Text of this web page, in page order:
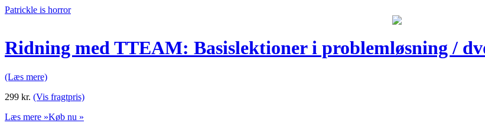
Patrickle is horror
Ridning med TTEAM: Basislektioner i problemløsning /
(Læs mere)
299 kr. (Vis fragtpris)
Læs mere »Køb nu »